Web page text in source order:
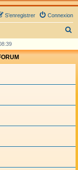
Connexion
S’enregistrer
c
h